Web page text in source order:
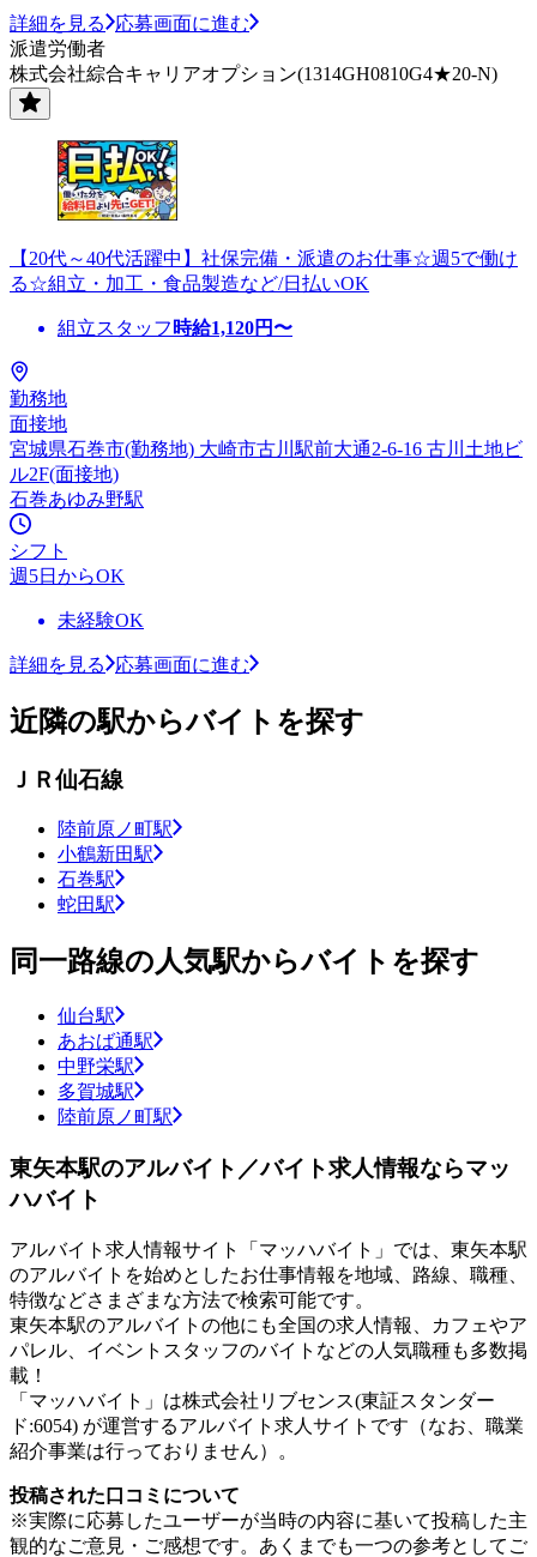
詳細を見る
応募画面に進む
派遣労働者
株式会社綜合キャリアオプション(1314GH0810G4★20-N)
【20代～40代活躍中】社保完備・派遣のお仕事☆週5で働け
る☆組立・加工・食品製造など/日払いOK
組立スタッフ 時給1,120円〜
勤務地
面接地
宮城県石巻市(勤務地) 大崎市古川駅前大通2-6-16 古川土地ビ
ル2F(面接地)
石巻あゆみ野駅
シフト
週5日からOK
未経験OK
詳細を見る 応募画面に進む
近隣の駅からバイトを探す
ＪＲ仙石線
陸前原ノ町駅
小鶴新田駅
石巻駅
蛇田駅
同一路線の人気駅からバイトを探す
仙台駅
あおば通駅
中野栄駅
多賀城駅
陸前原ノ町駅
東矢本駅のアルバイト／バイト求人情報ならマッ
ハバイト
アルバイト求人情報サイト「マッハバイト」では、東矢本駅
のアルバイトを始めとしたお仕事情報を地域、路線、職種、
特徴などさまざまな方法で検索可能です。
東矢本駅のアルバイトの他にも全国の求人情報、カフェやア
パレル、イベントスタッフのバイトなどの人気職種も多数掲
載！
「マッハバイト」は株式会社リブセンス(東証スタンダー
ド:6054) が運営するアルバイト求人サイトです（なお、職業
紹介事業は行っておりません）。
投稿された口コミについて
※実際に応募したユーザーが当時の内容に基いて投稿した主
観的なご意見・ご感想です。あくまでも一つの参考としてご